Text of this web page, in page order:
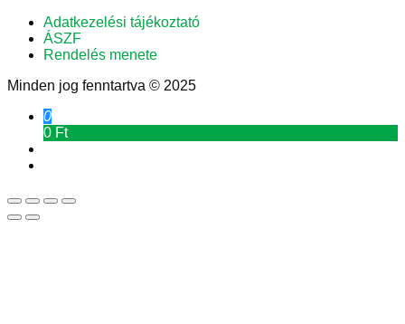
Adatkezelési tájékoztató
ÁSZF
Rendelés menete
Minden jog fenntartva © 2025
0
0 Ft